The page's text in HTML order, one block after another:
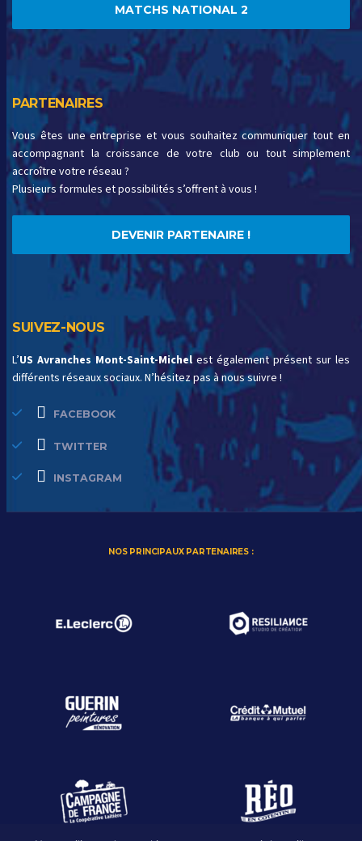
MATCHS NATIONAL 2
PARTENAIRES
Vous êtes une entreprise et vous souhaitez communiquer tout en
accompagnant la croissance de votre club ou tout simplement
accroître votre réseau ?
Plusieurs formules et possibilités s’offrent à vous !
DEVENIR PARTENAIRE !
SUIVEZ-NOUS
L’US Avranches Mont-Saint-Michel est également présent sur les
différents réseaux sociaux. N’hésitez pas à nous suivre !
FACEBOOK
TWITTER
INSTAGRAM
NOS PRINCIPAUX PARTENAIRES :